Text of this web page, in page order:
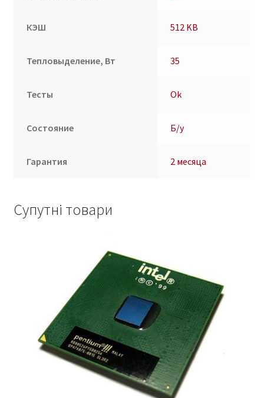
КЭШ 512 KB
Тепловыделение, Вт 35
Тесты Ok
Состояние Б/у
Гарантия 2 месяца
Супутні товари